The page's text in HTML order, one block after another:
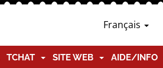
Français
TCHAT SITE WEB AIDE/INFO